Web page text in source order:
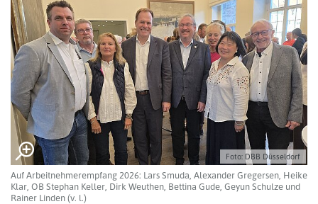
Foto: DBB Düsseldorf
Auf Arbeitnehmerempfang 2026: Lars Smuda, Alexander Gregersen, Heike
Klar, OB Stephan Keller, Dirk Weuthen, Bettina Gude, Geyun Schulze und
Rainer Linden (v. l.)